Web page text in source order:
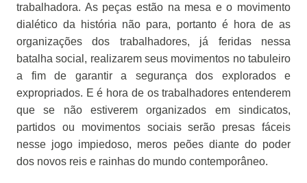
trabalhadora. As peças estão na mesa e o movimento
dialético da história não para, portanto é hora de as
organizações dos trabalhadores, já feridas nessa
batalha social, realizarem seus movimentos no tabuleiro
a fim de garantir a segurança dos explorados e
expropriados. E é hora de os trabalhadores entenderem
que se não estiverem organizados em sindicatos,
partidos ou movimentos sociais serão presas fáceis
nesse jogo impiedoso, meros peões diante do poder
dos novos reis e rainhas do mundo contemporâneo.